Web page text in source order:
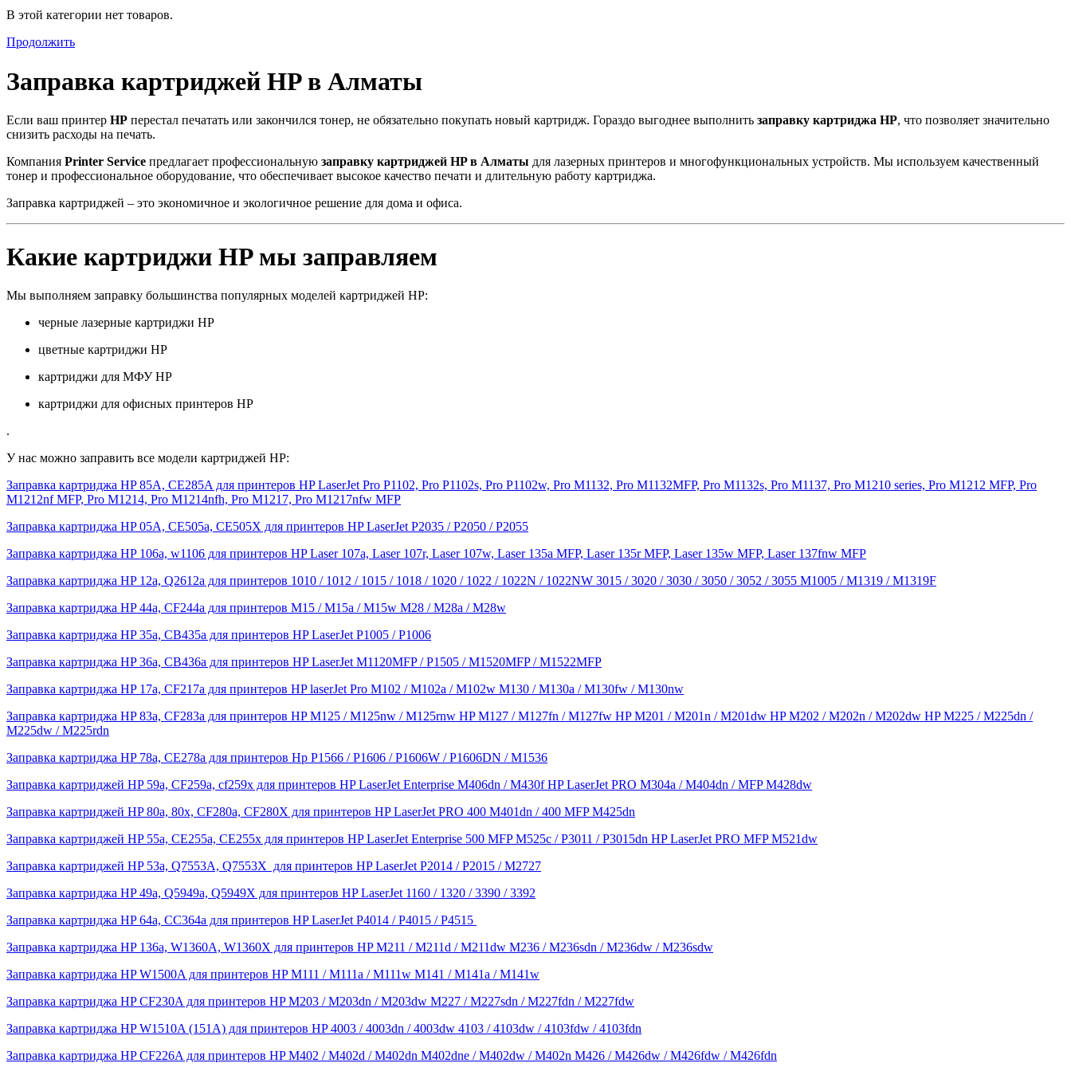
В этой категории нет товаров.
Продолжить
Заправка картриджей HP в Алматы
Если ваш принтер HP перестал печатать или закончился тонер, не обязательно покупать новый картридж. Гораздо выгоднее выполнить заправку картриджа HP, что позволяет значительно
снизить расходы на печать.
Компания Printer Service предлагает профессиональную заправку картриджей HP в Алматы для лазерных принтеров и многофункциональных устройств. Мы используем качественный
тонер и профессиональное оборудование, что обеспечивает высокое качество печати и длительную работу картриджа.
Заправка картриджей – это экономичное и экологичное решение для дома и офиса.
Какие картриджи HP мы заправляем
Мы выполняем заправку большинства популярных моделей картриджей HP:
черные лазерные картриджи HP
цветные картриджи HP
картриджи для МФУ HP
картриджи для офисных принтеров HP
.
У нас можно заправить все модели картриджей HP:
Заправка картриджа HP 85A, CE285A для принтеров HP LaserJet Pro P1102, Pro P1102s, Pro P1102w, Pro M1132, Pro M1132MFP, Pro M1132s, Pro M1137, Pro M1210 series, Pro M1212 MFP, Pro
M1212nf MFP, Pro M1214, Pro M1214nfh, Pro M1217, Pro M1217nfw MFP
Заправка картриджа HP 05A, CE505a, CE505X для принтеров HP LaserJet P2035 / P2050 / P2055
Заправка картриджа HP 106a, w1106 для принтеров HP Laser 107a, Laser 107r, Laser 107w, Laser 135a MFP, Laser 135r MFP, Laser 135w MFP, Laser 137fnw MFP
Заправка картриджа HP 12a, Q2612a для принтеров 1010 / 1012 / 1015 / 1018 / 1020 / 1022 / 1022N / 1022NW 3015 / 3020 / 3030 / 3050 / 3052 / 3055 M1005 / M1319 / M1319F
Заправка картриджа HP 44a, CF244a для принтеров M15 / M15a / M15w M28 / M28a / M28w
Заправка картриджа HP 35a, CB435a для принтеров HP LaserJet P1005 / P1006
Заправка картриджа HP 36a, CB436a для принтеров HP LaserJet M1120MFP / P1505 / M1520MFP / M1522MFP
Заправка картриджа HP 17a, CF217a для принтеров HP laserJet Pro M102 / M102a / M102w M130 / M130a / M130fw / M130nw
Заправка картриджа HP 83a, CF283a для принтеров HP M125 / M125nw / M125rnw HP M127 / M127fn / M127fw HP M201 / M201n / M201dw HP M202 / M202n / M202dw HP M225 / M225dn /
M225dw / M225rdn
Заправка картриджа HP 78a, CE278a для принтеров Hp P1566 / P1606 / P1606W / P1606DN / M1536
Заправка картриджей HP 59a, CF259a, cf259x для принтеров HP LaserJet Enterprise M406dn / M430f HP LaserJet PRO M304a / M404dn / MFP M428dw
Заправка картриджей HP 80a, 80x, CF280a, CF280X для принтеров HP LaserJet PRO 400 M401dn / 400 MFP M425dn
Заправка картриджей HP 55a, CE255a, CE255x для принтеров HP LaserJet Enterprise 500 MFP M525c / P3011 / P3015dn HP LaserJet PRO MFP M521dw
Заправка картриджей HP 53a, Q7553A, Q7553X для принтеров HP LaserJet P2014 / P2015 / M2727
Заправка картриджа HP 49a, Q5949a, Q5949X для принтеров HP LaserJet 1160 / 1320 / 3390 / 3392
Заправка картриджа HP 64a, CC364a для принтеров HP LaserJet P4014 / P4015 / P4515
Заправка картриджа HP 136a, W1360A, W1360X для принтеров HP M211 / M211d / M211dw M236 / M236sdn / M236dw / M236sdw
Заправка картриджа HP W1500A для принтеров HP M111 / M111a / M111w M141 / M141a / M141w
Заправка картриджа HP CF230A для принтеров HP M203 / M203dn / M203dw M227 / M227sdn / M227fdn / M227fdw
Заправка картриджа HP W1510A (151A) для принтеров HP 4003 / 4003dn / 4003dw 4103 / 4103dw / 4103fdw / 4103fdn
Заправка картриджа HP CF226A для принтеров HP M402 / M402d / M402dn M402dne / M402dw / M402n M426 / M426dw / M426fdw / M426fdn